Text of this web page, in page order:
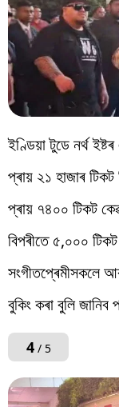
ইণ্ডিয়া টুডে নৰ্থ
প্ৰায় ২১ হাজাৰ টিকট
প্ৰায় ৭৪০০ টিকট
বিপৰীতে ৫,০০০
সংগীতপ্ৰেমীসকলে
বুকিং কৰা বুলি জানিব
4/ 5